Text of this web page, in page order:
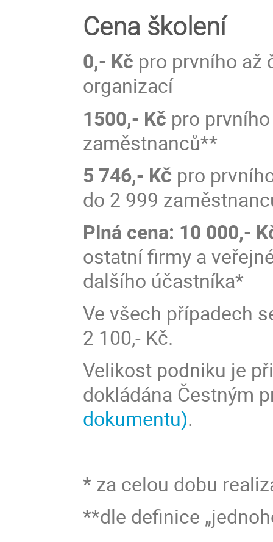
Cena školení
0,- Kč pro prvního až
organizací
1500,- Kč pro
zaměstnanců**
5 746,- Kč pro
do 2 999
Plná cena: 10 000,-
ostatní firmy a
dalšího účastníka*
Ve všech případech
2 100,- Kč.
Velikost podniku je
dokládána Čestným
dokumentu).
* za celou dobu
**dle definice